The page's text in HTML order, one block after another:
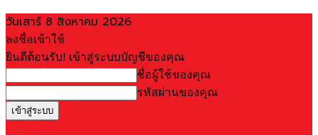
วันเสาร์ 8 สิงหาคม 2026
ลงชื่อเข้าใช้
ยินดีต้อนรับ! เข้าสู่ระบบบัญชีของคุณ
ชื่อผู้ใช้ของคุณ
รหัสผ่านของคุณ